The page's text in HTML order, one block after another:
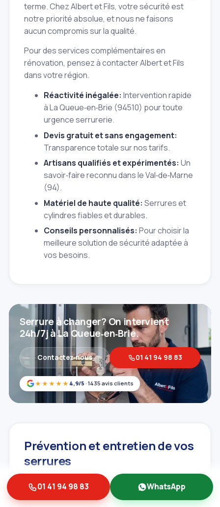
terme. Chez Albert et Fils, votre sécurité est
notre priorité absolue, et nous ne faisons
aucun compromis sur la qualité.
Pour des services complémentaires en
rénovation, pensez à contacter Albert et Fils
dans votre région.
Réactivité inégalée: Intervention rapide
à La Queue‑en‑Brie (94510) pour toute
urgence serrurerie.
Devis gratuit et sans engagement:
Transparence totale sur nos tarifs.
Artisans qualifiés et expérimentés: Un
savoir‑faire reconnu dans le Val‑de‑Marne
(94).
Matériel de haute qualité: Serrures et
cylindres fiables et durables.
Conseils personnalisés: Pour choisir la
meilleure solution de sécurité adaptée à
vos besoins.
★★★★★ 4,9/5 · 1435 avis clients
Serrure à changer? On intervient
24h/7j à La Queue‑en‑Brie.
Contactez‑nous 01 41 94 98 83
Prévention et entretien de vos
serrures
changement de serrure
du moins retardé grâce à un entretien régulier
et quelques bonnes pratiques. Chez Albert et
01 41 94 98 83 WhatsApp